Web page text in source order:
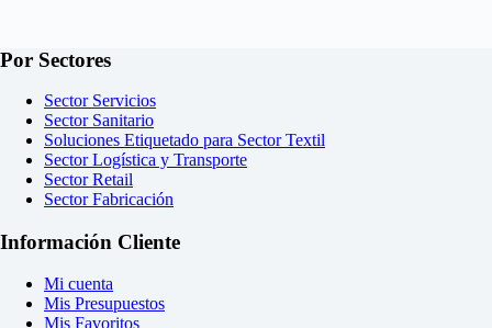
Por Sectores
Sector Servicios
Sector Sanitario
Soluciones Etiquetado para Sector Textil
Sector Logística y Transporte
Sector Retail
Sector Fabricación
Información Cliente
Mi cuenta
Mis Presupuestos
Mis Favoritos